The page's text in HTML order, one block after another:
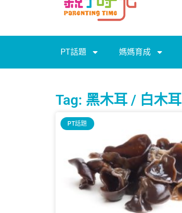
PT話題 媽媽育成
Tag: 黑木耳 / 白木耳
PT話題